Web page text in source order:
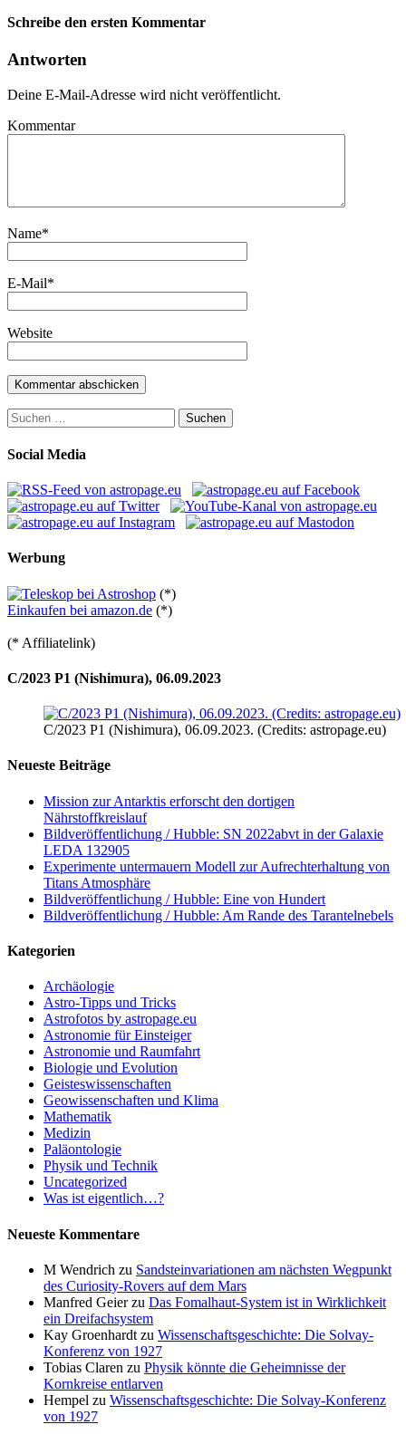
Schreibe den ersten Kommentar
Antworten
Deine E-Mail-Adresse wird nicht veröffentlicht.
Kommentar
Name*
E-Mail*
Website
Suchen
nach:
Social Media
Werbung
(*)
Einkaufen bei amazon.de (*)
(* Affiliatelink)
C/2023 P1 (Nishimura), 06.09.2023
C/2023 P1 (Nishimura), 06.09.2023. (Credits: astropage.eu)
Neueste Beiträge
Mission zur Antarktis erforscht den dortigen
Nährstoffkreislauf
Bildveröffentlichung / Hubble: SN 2022abvt in der Galaxie
LEDA 132905
Experimente untermauern Modell zur Aufrechterhaltung von
Titans Atmosphäre
Bildveröffentlichung / Hubble: Eine von Hundert
Bildveröffentlichung / Hubble: Am Rande des Tarantelnebels
Kategorien
Archäologie
Astro-Tipps und Tricks
Astrofotos by astropage.eu
Astronomie für Einsteiger
Astronomie und Raumfahrt
Biologie und Evolution
Geisteswissenschaften
Geowissenschaften und Klima
Mathematik
Medizin
Paläontologie
Physik und Technik
Uncategorized
Was ist eigentlich…?
Neueste Kommentare
M Wendrich zu Sandsteinvariationen am nächsten Wegpunkt
des Curiosity-Rovers auf dem Mars
Manfred Geierzu Das Fomalhaut-System ist in Wirklichkeit
ein Dreifachsystem
Kay Groenhardt zu Wissenschaftsgeschichte: Die Solvay-
Konferenz von 1927
Tobias Claren zu Physik könnte die Geheimnisse der
Kornkreise entlarven
Hempel zu Wissenschaftsgeschichte: Die Solvay-Konferenz
von 1927